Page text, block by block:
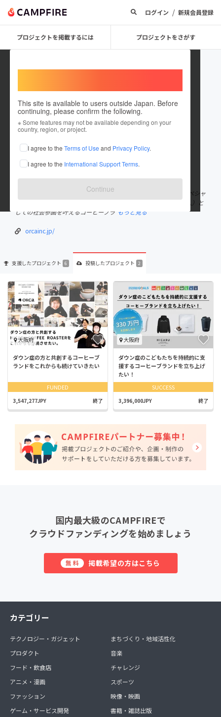
ログイン / 新規会員登録
プロジェクトを掲載するには プロジェクトをさがす
This site is available to users outside Japan. Before
continuing, please confirm the following.
※ Some features may not be available depending on your
country, region, or project.
I agree to the Terms of Use and Privacy Policy.
I agree to the International Support Terms.
Continue
HICARU
これまでに6回支援して2件のプロジェクトを投稿しています
在住国：日本 現在地：大阪府
出身国：日本 出身地：大阪府
HICARU COFFEE ROASTERはダウン症の方が一般就労として、スペシャ
ルティコーヒーという品質の高いコーヒーを通じ、バリスタ（職人）と
しての社会参画を叶えるコーヒーブラ もっと見る
orcainc.jp/
支援したプロジェクト 6 投稿したプロジェクト 2
大阪府
ダウン症の方と共創するコーヒーブ
ランドをこれからも続けていきたい
FUNDED
3,547,277JPY 終了
大阪府
ダウン症のこどもたちを持続的に支
援するコーヒーブランドを立ち上げ
たい！
SUCCESS
3,396,000JPY 終了
国内最大級のCAMPFIREで
クラウドファンディングを始めましょう
無料 掲載希望の方はこちら
カテゴリー
テクノロジー・ガジェット
プロダクト
フード・飲食店
アニメ・漫画
ファッション
ゲーム・サービス開発
まちづくり・地域活性化
音楽
チャレンジ
スポーツ
映像・映画
書籍・雑誌出版